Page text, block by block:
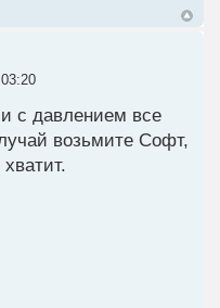
с давлением все
возьмите Софт,